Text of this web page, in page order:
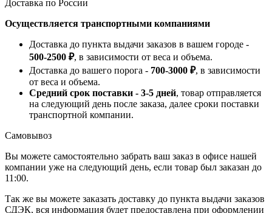
Доставка по России
Осуществляется транспортными компаниями
Доставка до пункта выдачи заказов в вашем городе -
500-2500 ₽, в зависимости от веса и объема.
Доставка до вашего порога - 700-3000 ₽, в зависимости
от веса и объема.
Средний срок поставки - 3-5 дней, товар отправляется
на следующий день после заказа, далее сроки поставки
транспортной компании.
Самовывоз
Вы можете самостоятельно забрать ваш заказ в офисе нашей
компании уже на следующий день, если товар был заказан до
11:00.
Так же вы можете заказать доставку до пункта выдачи заказов
СДЭК, вся информация будет предоставлена при оформлении